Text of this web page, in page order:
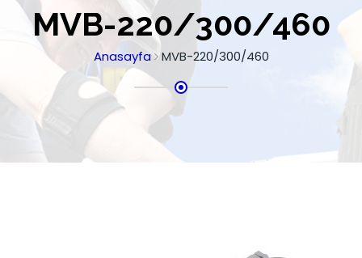
MVB-220/300/460
Anasayfa MVB-220/300/460